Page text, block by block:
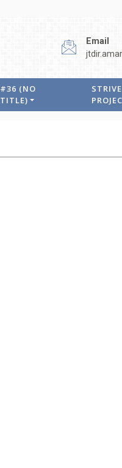
Email
#36 (NO
TITLE)
STRIVE